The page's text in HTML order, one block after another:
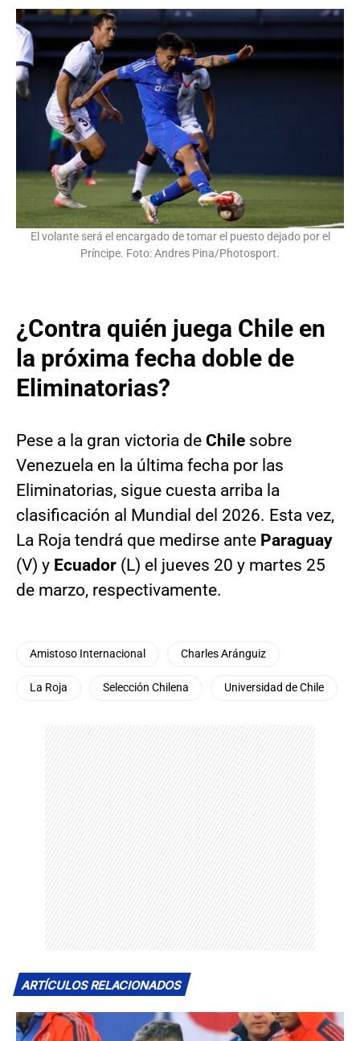
El volante será el encargado de tomar el puesto dejado por el
Príncipe. Foto: Andres Pina/Photosport.
¿Contra quién juega Chile en
la próxima fecha doble de
Eliminatorias?
Pese a la gran victoria de Chile sobre
Venezuela en la última fecha por las
Eliminatorias, sigue cuesta arriba la
clasificación al Mundial del 2026. Esta vez,
La Roja tendrá que medirse ante Paraguay
(V) y Ecuador (L) el jueves 20 y martes 25
de marzo, respectivamente.
Amistoso Internacional Charles Aránguiz
La Roja Selección Chilena Universidad de Chile
ARTÍCULOS RELACIONADOS